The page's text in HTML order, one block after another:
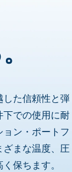
した信頼性と弾
下での使用に耐
ン・ポートフ
ざまな温度、圧
保ちます。